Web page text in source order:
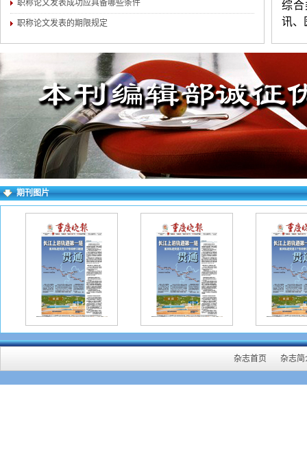
职称论文发表成功应具备哪些条件
职称论文发表的期限规定
综
讯、
称评
确，
一般
出生
保证
件进
要
看到
为失
简到
投。
写第
期刊图片
杂志首页 杂志简